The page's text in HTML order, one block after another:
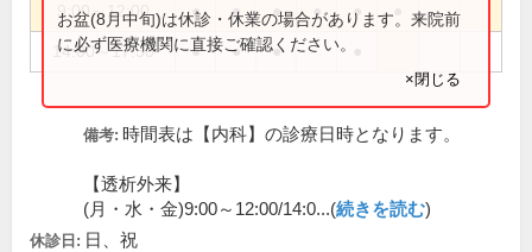
9:00～12:00 ● ● ● ● ●
14:00～17:30 ● ● ●
お盆(8月中旬)は休診・休業の場合があります。来院前
に必ず医療機関に直接ご確認ください。
×閉じる
備考: 時間表は【内科】の診療日時となります。
【透析外来】
(月・水・金)9:00～12:00/14:0...(続きを読む)
休診日: 日、祝